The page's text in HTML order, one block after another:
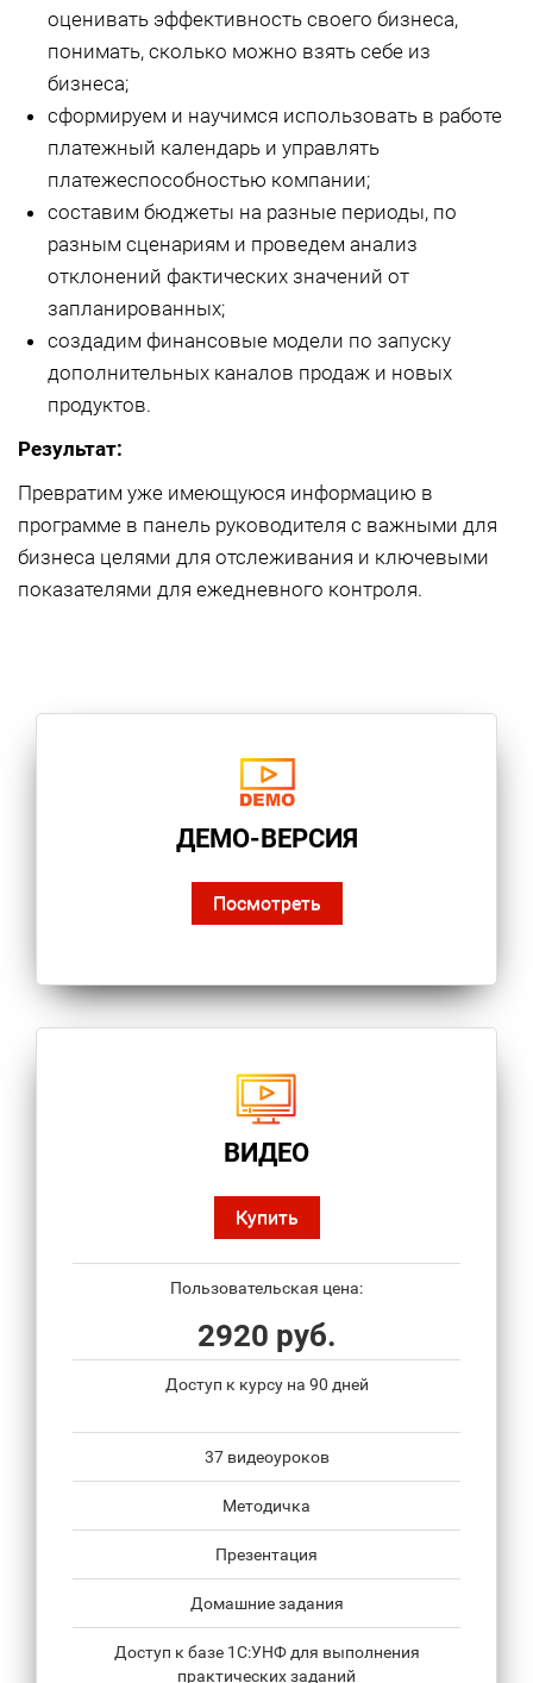
оценивать эффективность своего бизнеса,
понимать, сколько можно взять себе из
бизнеса;
сформируем и научимся использовать в работе
платежный календарь и управлять
платежеспособностью компании;
составим бюджеты на разные периоды, по
разным сценариям и проведем анализ
отклонений фактических значений от
запланированных;
создадим финансовые модели по запуску
дополнительных каналов продаж и новых
продуктов.
Результат:
Превратим уже имеющуюся информацию в
программе в панель руководителя с важными для
бизнеса целями для отслеживания и ключевыми
показателями для ежедневного контроля.
ДЕМО-ВЕРСИЯ
Посмотреть
ВИДЕО
Купить
Пользовательская цена:
2920 руб.
Доступ к курсу на 90 дней
37 видеоуроков
Методичка
Презентация
Домашние задания
Доступ к базе 1С:УНФ для выполнения
практических заданий